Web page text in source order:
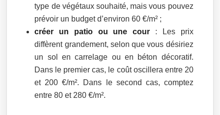
type de végétaux souhaité, mais vous pouvez
prévoir un budget d’environ 60 €/m² ;
créer un patio ou une cour : Les prix
diffèrent grandement, selon que vous désiriez
un sol en carrelage ou en béton décoratif.
Dans le premier cas, le coût oscillera entre 20
et 200 €/m². Dans le second cas, comptez
entre 80 et 280 €/m².